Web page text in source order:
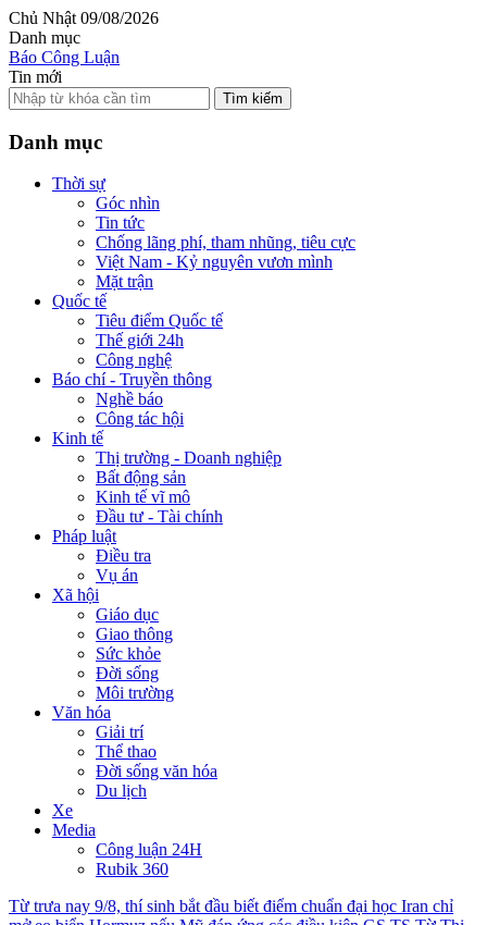
Chủ Nhật 09/08/2026
Danh mục
Báo Công Luận
Tin mới
Tìm kiếm
Danh mục
Thời sự
Góc nhìn
Tin tức
Chống lãng phí, tham nhũng, tiêu cực
Việt Nam - Kỷ nguyên vươn mình
Mặt trận
Quốc tế
Tiêu điểm Quốc tế
Thế giới 24h
Công nghệ
Báo chí - Truyền thông
Nghề báo
Công tác hội
Kinh tế
Thị trường - Doanh nghiệp
Bất động sản
Kinh tế vĩ mô
Đầu tư - Tài chính
Pháp luật
Điều tra
Vụ án
Xã hội
Giáo dục
Giao thông
Sức khỏe
Đời sống
Môi trường
Văn hóa
Giải trí
Thể thao
Đời sống văn hóa
Du lịch
Xe
Media
Công luận 24H
Rubik 360
Từ trưa nay 9/8, thí sinh bắt đầu biết điểm chuẩn đại học Iran chỉ